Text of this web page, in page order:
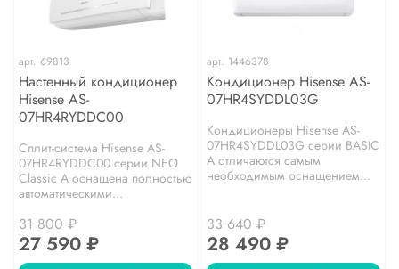
арт. 69813
Настенный кондиционер
Hisense AS-
07HR4RYDDC00
Сплит-система Hisense AS-
07HR4RYDDC00 серии NEO
Classic A оснащена полностью
автоматическими...
31 800 ₽
27 590 ₽
арт. 1446378
Кондиционер Hisense AS-
07HR4SYDDL03G
Кондиционеры Hisense AS-
07HR4SYDDL03G серии BASIC
A отличаются самым
необходимым оснащением...
33 640 ₽
28 490 ₽